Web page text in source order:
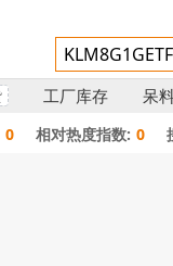
工厂库存 呆
0 相对热度指数: 0